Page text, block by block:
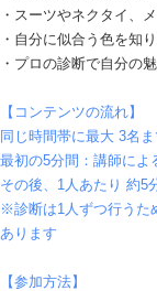
・スーツやネクタイ、
・自分に似合う色を知
・プロの診断で自分の
【コンテンツの流れ】
同じ時間帯に最大 3名
最初の5分間：講師によ
その後、1人あたり 約5
※診断は1人ずつ行うた
あります
【参加方法】